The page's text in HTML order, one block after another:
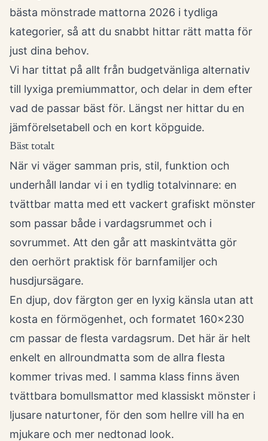
bästa mönstrade mattorna 2026 i tydliga
kategorier, så att du snabbt hittar rätt matta för
just dina behov.
Vi har tittat på allt från budgetvänliga alternativ
till lyxiga premiummattor, och delar in dem efter
vad de passar bäst för. Längst ner hittar du en
jämförelsetabell och en kort köpguide.
Bäst totalt
När vi väger samman pris, stil, funktion och
underhåll landar vi i en tydlig totalvinnare: en
tvättbar matta med ett vackert grafiskt mönster
som passar både i vardagsrummet och i
sovrummet. Att den går att maskintvätta gör
den oerhört praktisk för barnfamiljer och
husdjursägare.
En djup, dov färgton ger en lyxig känsla utan att
kosta en förmögenhet, och formatet 160x230
cm passar de flesta vardagsrum. Det här är helt
enkelt en allroundmatta som de allra flesta
kommer trivas med. I samma klass finns även
tvättbara bomullsmattor med klassiskt mönster i
ljusare naturtoner, för den som hellre vill ha en
mjukare och mer nedtonad look.